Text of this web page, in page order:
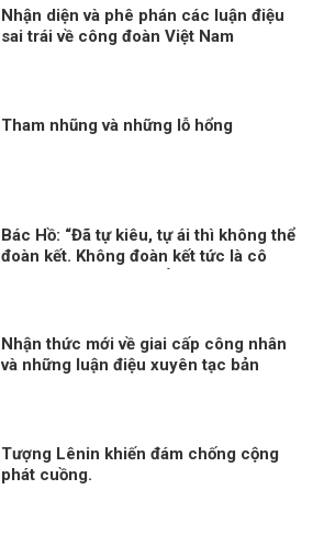
Nhận diện và phê phán các luận điệu
sai trái về công đoàn Việt Nam
Tham nhũng và những lỗ hổng
Bác Hồ: “Đã tự kiêu, tự ái thì không thể
đoàn kết. Không đoàn kết tức là cô
Nhận thức mới về giai cấp công nhân
và những luận điệu xuyên tạc bản
Tượng Lênin khiến đám chống cộng
phát cuồng.